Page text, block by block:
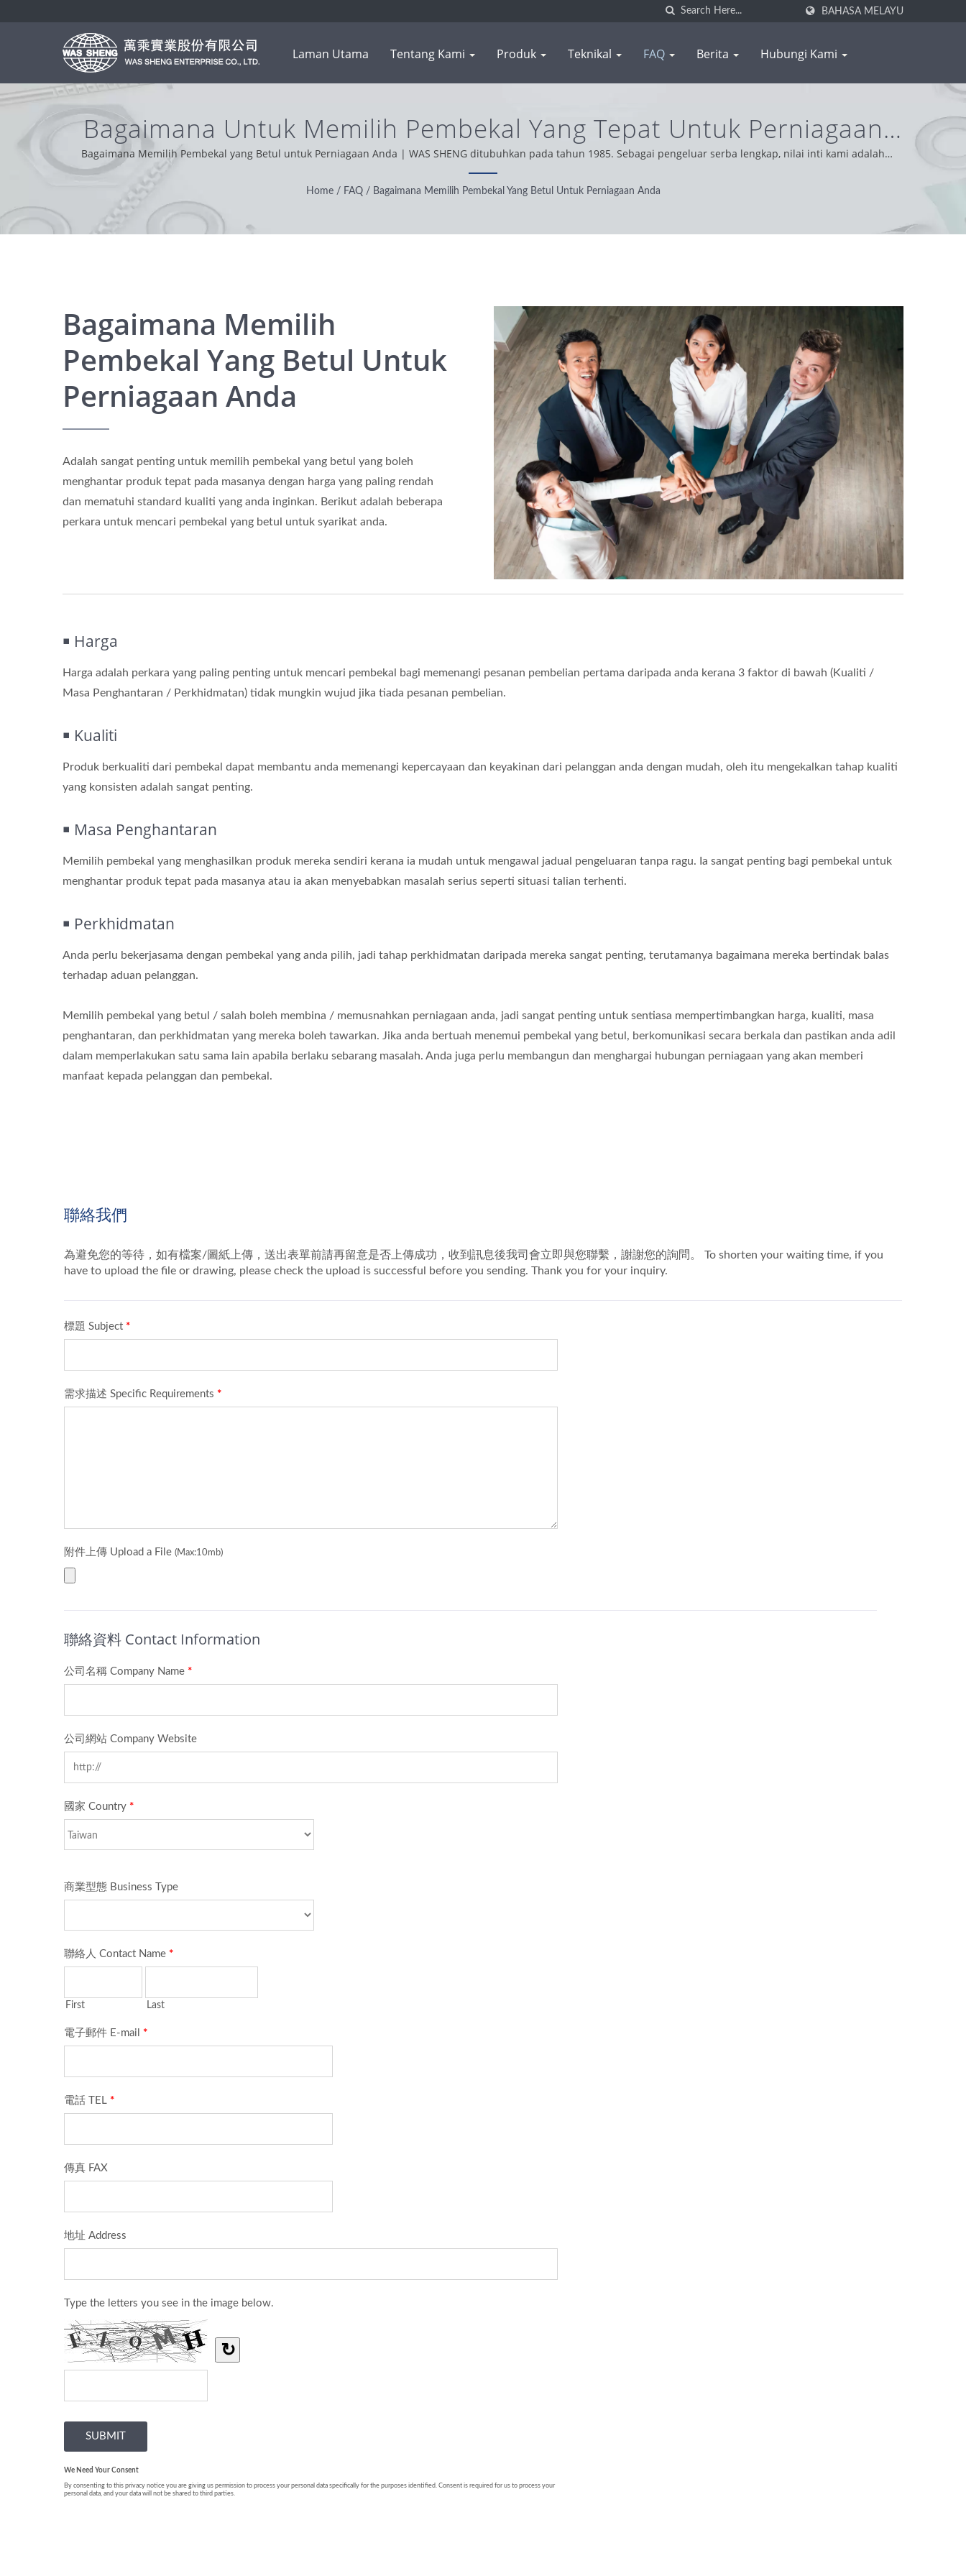
BAHASA MELAYU
Laman Utama Tentang Kami Produk Teknikal FAQ Berita Hubungi Kami
Bagaimana Untuk Memilih Pembekal Yang Tepat Untuk Perniagaan
Anda | Pembuatan Komponen Logam & Ekstrusi Aluminium | WAS
SHENG
Bagaimana Memilih Pembekal yang Betul untuk Perniagaan Anda | WAS SHENG ditubuhkan pada tahun 1985. Sebagai pengeluar serba lengkap, nilai inti kami adalah
profesional, mudah dan penyelesaian masalah. Berdasarkan sokongan pelanggan kami dari seluruh dunia, kami beroperasi dengan integriti, sikap pragmatik dan boleh
dipercayai untuk menyediakan perkhidmatan dan produk terbaik.
Home / FAQ / Bagaimana Memilih Pembekal Yang Betul Untuk Perniagaan Anda
Bagaimana Memilih
Pembekal Yang Betul Untuk
Perniagaan Anda
Adalah sangat penting untuk memilih pembekal yang betul yang boleh
menghantar produk tepat pada masanya dengan harga yang paling rendah
dan mematuhi standard kualiti yang anda inginkan. Berikut adalah beberapa
perkara untuk mencari pembekal yang betul untuk syarikat anda.
￭ Harga
Harga adalah perkara yang paling penting untuk mencari pembekal bagi memenangi pesanan pembelian pertama daripada anda kerana 3 faktor di bawah (Kualiti /
Masa Penghantaran / Perkhidmatan) tidak mungkin wujud jika tiada pesanan pembelian.
￭ Kualiti
Produk berkualiti dari pembekal dapat membantu anda memenangi kepercayaan dan keyakinan dari pelanggan anda dengan mudah, oleh itu mengekalkan tahap kualiti
yang konsisten adalah sangat penting.
￭ Masa Penghantaran
Memilih pembekal yang menghasilkan produk mereka sendiri kerana ia mudah untuk mengawal jadual pengeluaran tanpa ragu. Ia sangat penting bagi pembekal untuk
menghantar produk tepat pada masanya atau ia akan menyebabkan masalah serius seperti situasi talian terhenti.
￭ Perkhidmatan
Anda perlu bekerjasama dengan pembekal yang anda pilih, jadi tahap perkhidmatan daripada mereka sangat penting, terutamanya bagaimana mereka bertindak balas
terhadap aduan pelanggan.
Memilih pembekal yang betul / salah boleh membina / memusnahkan perniagaan anda, jadi sangat penting untuk sentiasa mempertimbangkan harga, kualiti, masa
penghantaran, dan perkhidmatan yang mereka boleh tawarkan. Jika anda bertuah menemui pembekal yang betul, berkomunikasi secara berkala dan pastikan anda adil
dalam memperlakukan satu sama lain apabila berlaku sebarang masalah. Anda juga perlu membangun dan menghargai hubungan perniagaan yang akan memberi
manfaat kepada pelanggan dan pembekal.